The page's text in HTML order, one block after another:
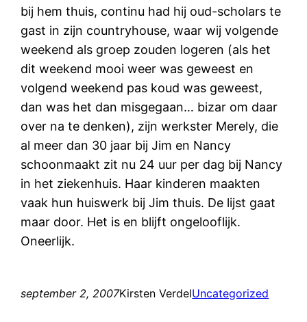
bij hem thuis, continu had hij oud-scholars te
gast in zijn countryhouse, waar wij volgende
weekend als groep zouden logeren (als het
dit weekend mooi weer was geweest en
volgend weekend pas koud was geweest,
dan was het dan misgegaan… bizar om daar
over na te denken), zijn werkster Merely, die
al meer dan 30 jaar bij Jim en Nancy
schoonmaakt zit nu 24 uur per dag bij Nancy
in het ziekenhuis. Haar kinderen maakten
vaak hun huiswerk bij Jim thuis. De lijst gaat
maar door. Het is en blijft ongelooflijk.
Oneerlijk.
september 2, 2007Kirsten VerdelUncategorized